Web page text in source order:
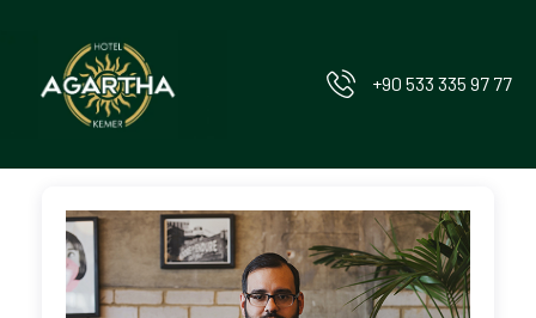
‪+90 533 335 97 77‬